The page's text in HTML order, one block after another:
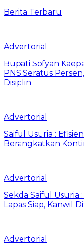
Berita Terbaru
Advertorial
Bupati Sofyan
PNS Seratus
Disiplin
Advertorial
Saiful Usuria :
Berangkatkan
Advertorial
Sekda Saiful Usuria
Lapas Siap, Kanwil
Advertorial